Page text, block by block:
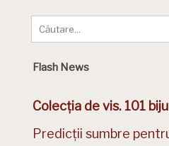
Flash News
Colecția de vis. 101
Predicții sumbre